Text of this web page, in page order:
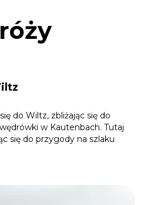
do Wiltz, zbliżając się do
w Kautenbach. Tutaj
się do przygody na szlaku